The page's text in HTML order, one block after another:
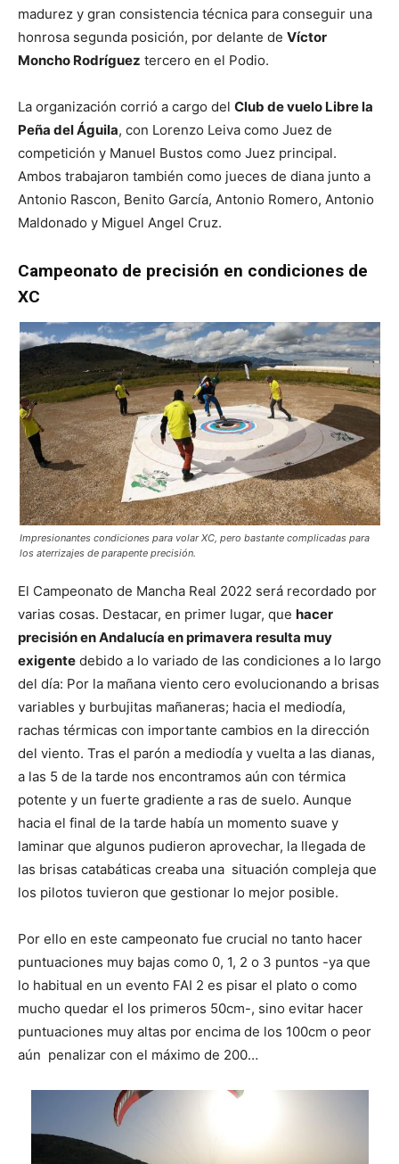
madurez y gran consistencia técnica para conseguir una
honrosa segunda posición, por delante de Víctor
Moncho Rodríguez tercero en el Podio.
La organización corrió a cargo del Club de vuelo Libre la
Peña del Águila, con Lorenzo Leiva como Juez de
competición y Manuel Bustos como Juez principal.
Ambos trabajaron también como jueces de diana junto a
Antonio Rascon, Benito García, Antonio Romero, Antonio
Maldonado y Miguel Angel Cruz.
Campeonato de precisión en condiciones de
XC
Impresionantes condiciones para volar XC, pero bastante complicadas para
los aterrizajes de parapente precisión.
El Campeonato de Mancha Real 2022 será recordado por
varias cosas. Destacar, en primer lugar, que hacer
precisión en Andalucía en primavera resulta muy
exigente debido a lo variado de las condiciones a lo largo
del día: Por la mañana viento cero evolucionando a brisas
variables y burbujitas mañaneras; hacia el mediodía,
rachas térmicas con importante cambios en la dirección
del viento. Tras el parón a mediodía y vuelta a las dianas,
a las 5 de la tarde nos encontramos aún con térmica
potente y un fuerte gradiente a ras de suelo. Aunque
hacia el final de la tarde había un momento suave y
laminar que algunos pudieron aprovechar, la llegada de
las brisas catabáticas creaba una situación compleja que
los pilotos tuvieron que gestionar lo mejor posible.
Por ello en este campeonato fue crucial no tanto hacer
puntuaciones muy bajas como 0, 1, 2 o 3 puntos -ya que
lo habitual en un evento FAI 2 es pisar el plato o como
mucho quedar el los primeros 50cm-, sino evitar hacer
puntuaciones muy altas por encima de los 100cm o peor
aún penalizar con el máximo de 200…